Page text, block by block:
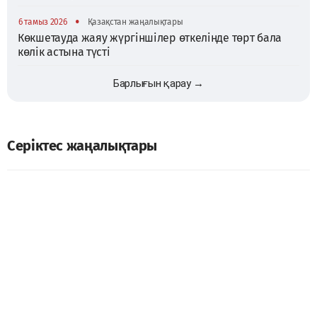
6 тамыз 2026 • Қазақстан жаңалықтары
Көкшетауда жаяу жүргіншілер өткелінде төрт бала
көлік астына түсті
Барлығын қарау →
Серіктес жаңалықтары